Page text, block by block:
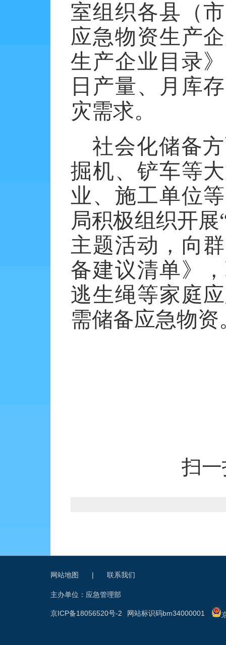
室组织各县（
应急物资生产
生产企业目录
日产量、月库
灾需求。
社会化储备
掘机、铲车等
业、施工单位
局积极组织开展
主题活动，向
备建议清单》
逃生绳等家庭
需储备应急物资
扫
网站地图 | 联系我们
主办单位：应急管理部
网站标识码bm34000001
京ICP备18056520号-2